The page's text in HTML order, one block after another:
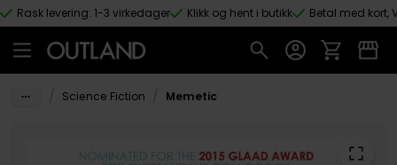
Hopp til hovedinnhold
Rask levering: 1-3 virkedager Klikk og hent i butikk Betal med kort,
Science Fiction Memetic